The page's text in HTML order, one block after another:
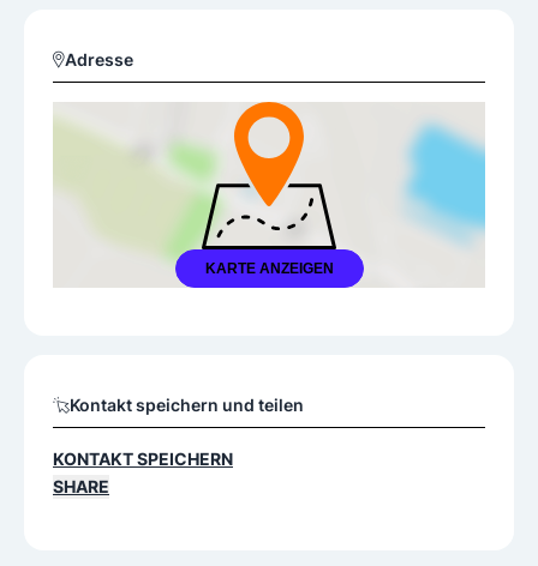
Adresse
KARTE ANZEIGEN
Kontakt speichern und teilen
KONTAKT SPEICHERN
SHARE